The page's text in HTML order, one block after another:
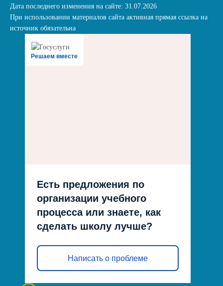
Дата последнего изменения на сайте: 31.07.2026
При использовании материалов сайта активная прямая ссылка на
источник обязательна
Решаем вместе
Есть предложения по
организации учебного
процесса или знаете, как
сделать школу лучше?
Написать о проблеме